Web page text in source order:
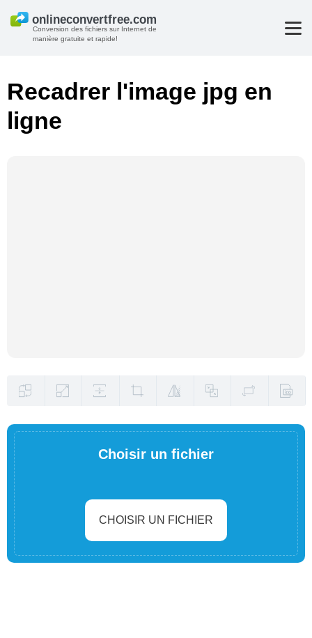
Conversion des fichiers sur Internet de
manière gratuite et rapide!
Recadrer l'image jpg en
ligne
Choisir un fichier
CHOISIR UN FICHIER